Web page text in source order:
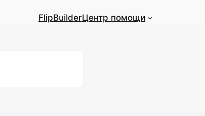
FlipBuilderЦентр помощи